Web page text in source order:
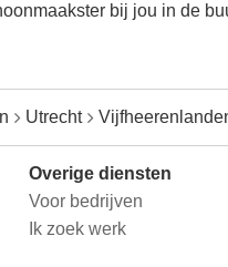
bij jou in de
Utrecht
Overige diensten
Voor bedrijven
Ik zoek werk